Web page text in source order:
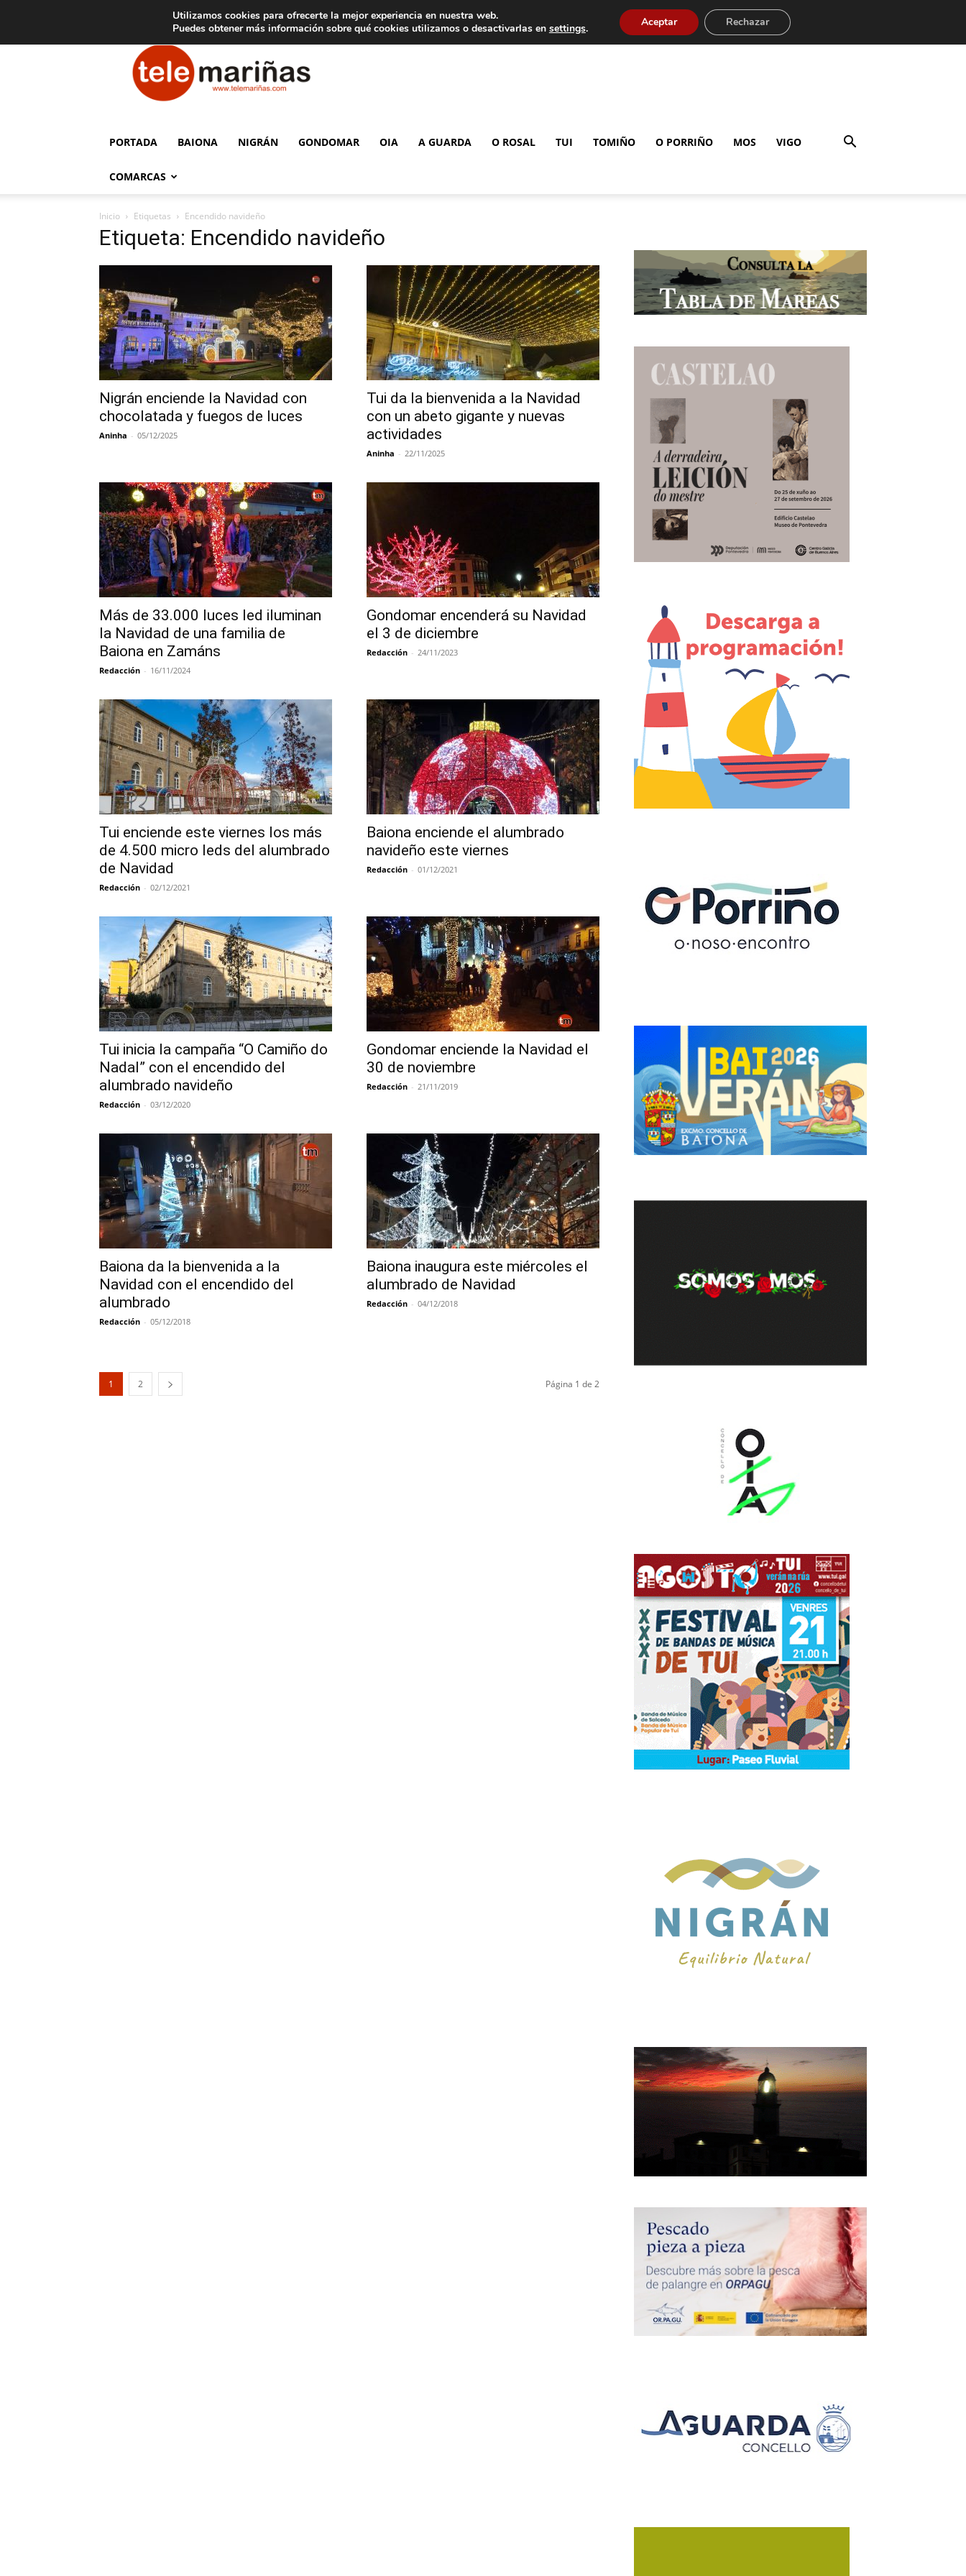
Aviso legal Tarifas de publicidad
Telemariñas
PORTADA BAIONA NIGRÁN GONDOMAR OIA A GUARDA O ROSAL TUI TOMIÑO O PORRIÑO MOS VIGO
COMARCAS
Inicio Etiquetas Encendido navideño
Etiqueta: Encendido navideño
Nigrán enciende la Navidad con
chocolatada y fuegos de luces
Aninha - 05/12/2025
Tui da la bienvenida a la Navidad
con un abeto gigante y nuevas
actividades
Aninha - 22/11/2025
Más de 33.000 luces led iluminan
la Navidad de una familia de
Baiona en Zamáns
Redacción - 16/11/2024
Gondomar encenderá su Navidad
el 3 de diciembre
Redacción - 24/11/2023
Tui enciende este viernes los más
de 4.500 micro leds del alumbrado
de Navidad
Redacción - 02/12/2021
Baiona enciende el alumbrado
navideño este viernes
Redacción - 01/12/2021
Tui inicia la campaña “O Camiño do
Nadal” con el encendido del
alumbrado navideño
Redacción - 03/12/2020
Gondomar enciende la Navidad el
30 de noviembre
Redacción - 21/11/2019
Baiona da la bienvenida a la
Navidad con el encendido del
alumbrado
Redacción - 05/12/2018
Baiona inaugura este miércoles el
alumbrado de Navidad
Redacción - 04/12/2018
1 2 Página 1 de 2
Utilizamos cookies para ofrecerte la mejor experiencia en nuestra web.
Puedes obtener más información sobre qué cookies utilizamos o desactivarlas en settings. Aceptar Rechazar